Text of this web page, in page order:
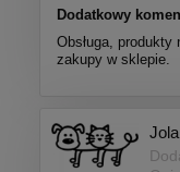
Dodatkowy
Obsługa,
zakupy w sklepie.
Jola